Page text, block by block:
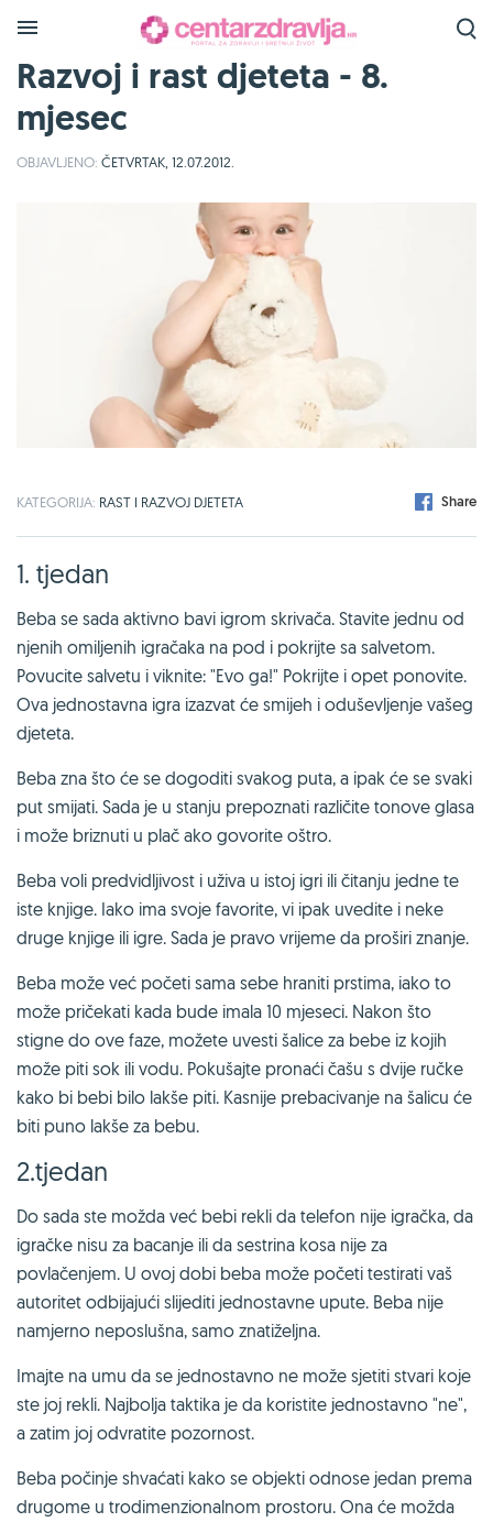
Razvoj i rast djeteta - 8.
mjesec
OBJAVLJENO: ČETVRTAK, 12.07.2012.
KATEGORIJA: RAST I RAZVOJ DJETETA Share
1. tjedan
Beba se sada aktivno bavi igrom skrivača. Stavite jednu od
njenih omiljenih igračaka na pod i pokrijte sa salvetom.
Povucite salvetu i viknite: "Evo ga!" Pokrijte i opet ponovite.
Ova jednostavna igra izazvat će smijeh i oduševljenje vašeg
djeteta.
Beba zna što će se dogoditi svakog puta, a ipak će se svaki
put smijati. Sada je u stanju prepoznati različite tonove glasa
i može briznuti u plač ako govorite oštro.
Beba voli predvidljivost i uživa u istoj igri ili čitanju jedne te
iste knjige. Iako ima svoje favorite, vi ipak uvedite i neke
druge knjige ili igre. Sada je pravo vrijeme da proširi znanje.
Beba može već početi sama sebe hraniti prstima, iako to
može pričekati kada bude imala 10 mjeseci. Nakon što
stigne do ove faze, možete uvesti šalice za bebe iz kojih
može piti sok ili vodu. Pokušajte pronaći čašu s dvije ručke
kako bi bebi bilo lakše piti. Kasnije prebacivanje na šalicu će
biti puno lakše za bebu.
2.tjedan
Do sada ste možda već bebi rekli da telefon nije igračka, da
igračke nisu za bacanje ili da sestrina kosa nije za
povlačenjem. U ovoj dobi beba može početi testirati vaš
autoritet odbijajući slijediti jednostavne upute. Beba nije
namjerno neposlušna, samo znatiželjna.
Imajte na umu da se jednostavno ne može sjetiti stvari koje
ste joj rekli. Najbolja taktika je da koristite jednostavno "ne",
a zatim joj odvratite pozornost.
Beba počinje shvaćati kako se objekti odnose jedan prema
drugome u trodimenzionalnom prostoru. Ona će možda